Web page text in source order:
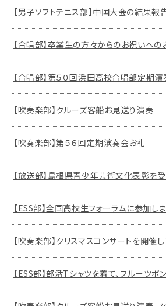
【男子ソフトテニス部】中国大会の結果報
【合唱部】卒業生の方々からのお祝いへの
【合唱部】第５０回浜田高校合唱部定期
【吹奏楽部】クルーズ客船お見送り演奏
【吹奏楽部】第５６回定期演奏会お礼
【放送部】島根県青少年芸術文化表彰を
【ESS部】全国高校生フォーラムに参加しま
【吹奏楽部】クリスマスコンサートを開催
【ESS部】部活Tシャツを着て、フルーツポ